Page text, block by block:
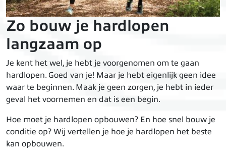
Zo bouw je hardlopen
langzaam op
Je kent het wel, je hebt je voorgenomen om te gaan
hardlopen. Goed van je! Maar je hebt eigenlijk geen idee
waar te beginnen. Maak je geen zorgen, je hebt in ieder
geval het voornemen en dat is een begin.
Hoe moet je hardlopen opbouwen? En hoe snel bouw je
conditie op? Wij vertellen je hoe je hardlopen het beste
kan opbouwen.